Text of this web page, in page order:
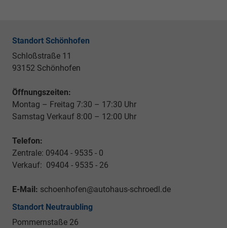
Standort Schönhofen
Schloßstraße 11
93152 Schönhofen
Öffnungszeiten:
Montag – Freitag 7:30 – 17:30 Uhr
Samstag Verkauf 8:00 – 12:00 Uhr
Telefon:
Zentrale: 09404 - 9535 - 0
Verkauf: 09404 - 9535 - 26
E-Mail: schoenhofen@autohaus-schroedl.de
Standort Neutraubling
Pommernstaße 26